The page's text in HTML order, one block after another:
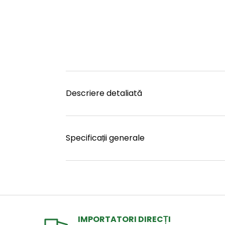
Descriere detaliată
Specificații generale
IMPORTATORI DIRECȚI